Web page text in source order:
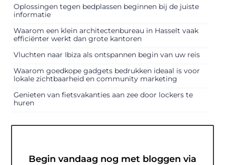
Oplossingen tegen bedplassen beginnen bij de juiste
informatie
Waarom een klein architectenbureau in Hasselt vaak
efficiënter werkt dan grote kantoren
Vluchten naar Ibiza als ontspannen begin van uw reis
Waarom goedkope gadgets bedrukken ideaal is voor
lokale zichtbaarheid en community marketing
Genieten van fietsvakanties aan zee door lockers te
huren
Begin vandaag nog met bloggen via